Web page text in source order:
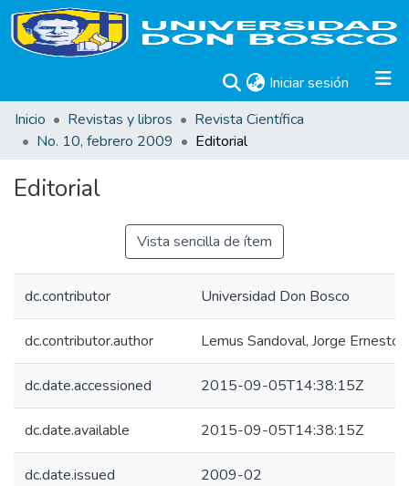
Iniciar sesión (current)
Inicio
Revistas y libros
Revista Científica
No. 10, febrero 2009
Editorial
Editorial
Vista sencilla de ítem
dc.contributor Universidad Don Bosco
dc.contributor.author Lemus Sandoval, Jorge Ernesto
dc.date.accessioned 2015-09-05T14:38:15Z
dc.date.available 2015-09-05T14:38:15Z
dc.date.issued 2009-02